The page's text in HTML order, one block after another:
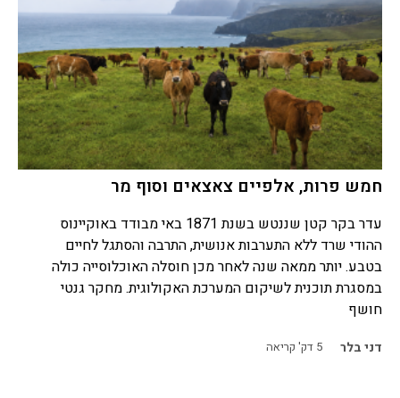
חמש פרות, אלפיים צאצאים וסוף מר
עדר בקר קטן שננטש בשנת 1871 באי מבודד באוקיינוס
ההודי שרד ללא התערבות אנושית, התרבה והסתגל לחיים
בטבע. יותר ממאה שנה לאחר מכן חוסלה האוכלוסייה כולה
במסגרת תוכנית לשיקום המערכת האקולוגית. מחקר גנטי
חושף
דני בלר 5 דק' קריאה